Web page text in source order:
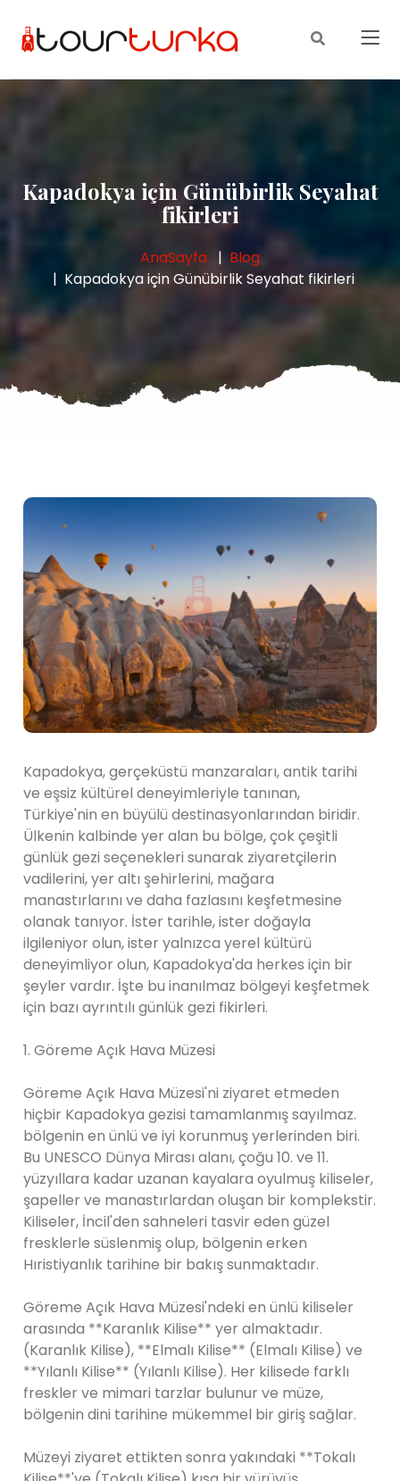
Kapadokya için Günübirlik Seyahat
fikirleri
AnaSayfa
Blog
Kapadokya için Günübirlik Seyahat fikirleri
Kapadokya, gerçeküstü manzaraları, antik tarihi
ve eşsiz kültürel deneyimleriyle tanınan,
Türkiye'nin en büyülü destinasyonlarından biridir.
Ülkenin kalbinde yer alan bu bölge, çok çeşitli
günlük gezi seçenekleri sunarak ziyaretçilerin
vadilerini, yer altı şehirlerini, mağara
manastırlarını ve daha fazlasını keşfetmesine
olanak tanıyor. İster tarihle, ister doğayla
ilgileniyor olun, ister yalnızca yerel kültürü
deneyimliyor olun, Kapadokya'da herkes için bir
şeyler vardır. İşte bu inanılmaz bölgeyi keşfetmek
için bazı ayrıntılı günlük gezi fikirleri.
1. Göreme Açık Hava Müzesi
Göreme Açık Hava Müzesi'ni ziyaret etmeden
hiçbir Kapadokya gezisi tamamlanmış sayılmaz.
bölgenin en ünlü ve iyi korunmuş yerlerinden biri.
Bu UNESCO Dünya Mirası alanı, çoğu 10. ve 11.
yüzyıllara kadar uzanan kayalara oyulmuş kiliseler,
şapeller ve manastırlardan oluşan bir komplekstir.
Kiliseler, İncil'den sahneleri tasvir eden güzel
fresklerle süslenmiş olup, bölgenin erken
Hıristiyanlık tarihine bir bakış sunmaktadır.
Göreme Açık Hava Müzesi'ndeki en ünlü kiliseler
arasında **Karanlık Kilise** yer almaktadır.
(Karanlık Kilise), **Elmalı Kilise** (Elmalı Kilise) ve
**Yılanlı Kilise** (Yılanlı Kilise). Her kilisede farklı
freskler ve mimari tarzlar bulunur ve müze,
bölgenin dini tarihine mükemmel bir giriş sağlar.
Müzeyi ziyaret ettikten sonra yakındaki **Tokalı